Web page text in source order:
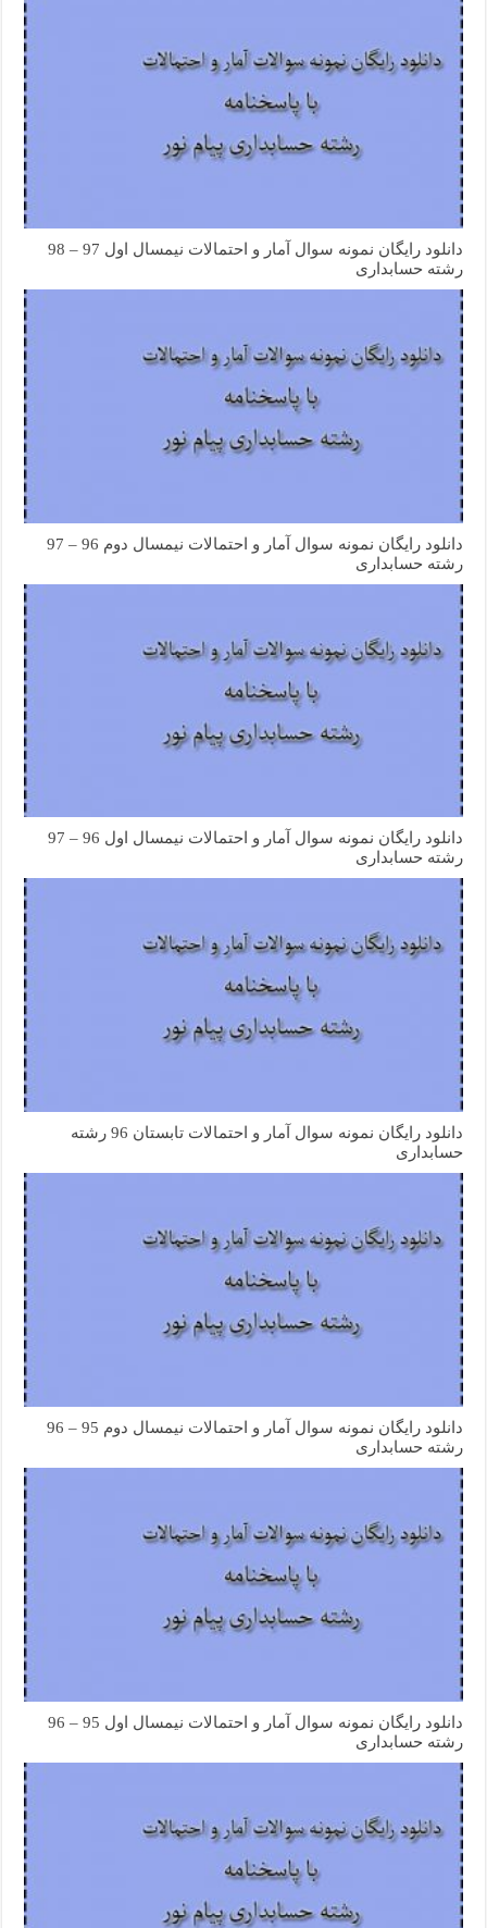
دانلود رایگان نمونه سوال آمار و احتمالات نیمسال اول 97 – 98
رشته حسابداری
دانلود رایگان نمونه سوال آمار و احتمالات نیمسال دوم 96 – 97
رشته حسابداری
دانلود رایگان نمونه سوال آمار و احتمالات نیمسال اول 96 – 97
رشته حسابداری
دانلود رایگان نمونه سوال آمار و احتمالات تابستان 96 رشته
حسابداری
دانلود رایگان نمونه سوال آمار و احتمالات نیمسال دوم 95 – 96
رشته حسابداری
دانلود رایگان نمونه سوال آمار و احتمالات نیمسال اول 95 – 96
رشته حسابداری